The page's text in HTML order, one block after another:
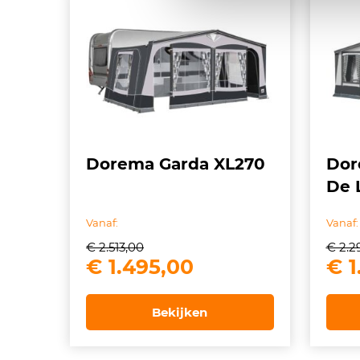
Dorema Garda XL270
Vanaf:
€2.513,00
Oorspronkelijke
€ 2.513,00.
€ 1.495,00
is:
€ 1.495,00.
Bekijken
De
Vanaf:
€
€
€